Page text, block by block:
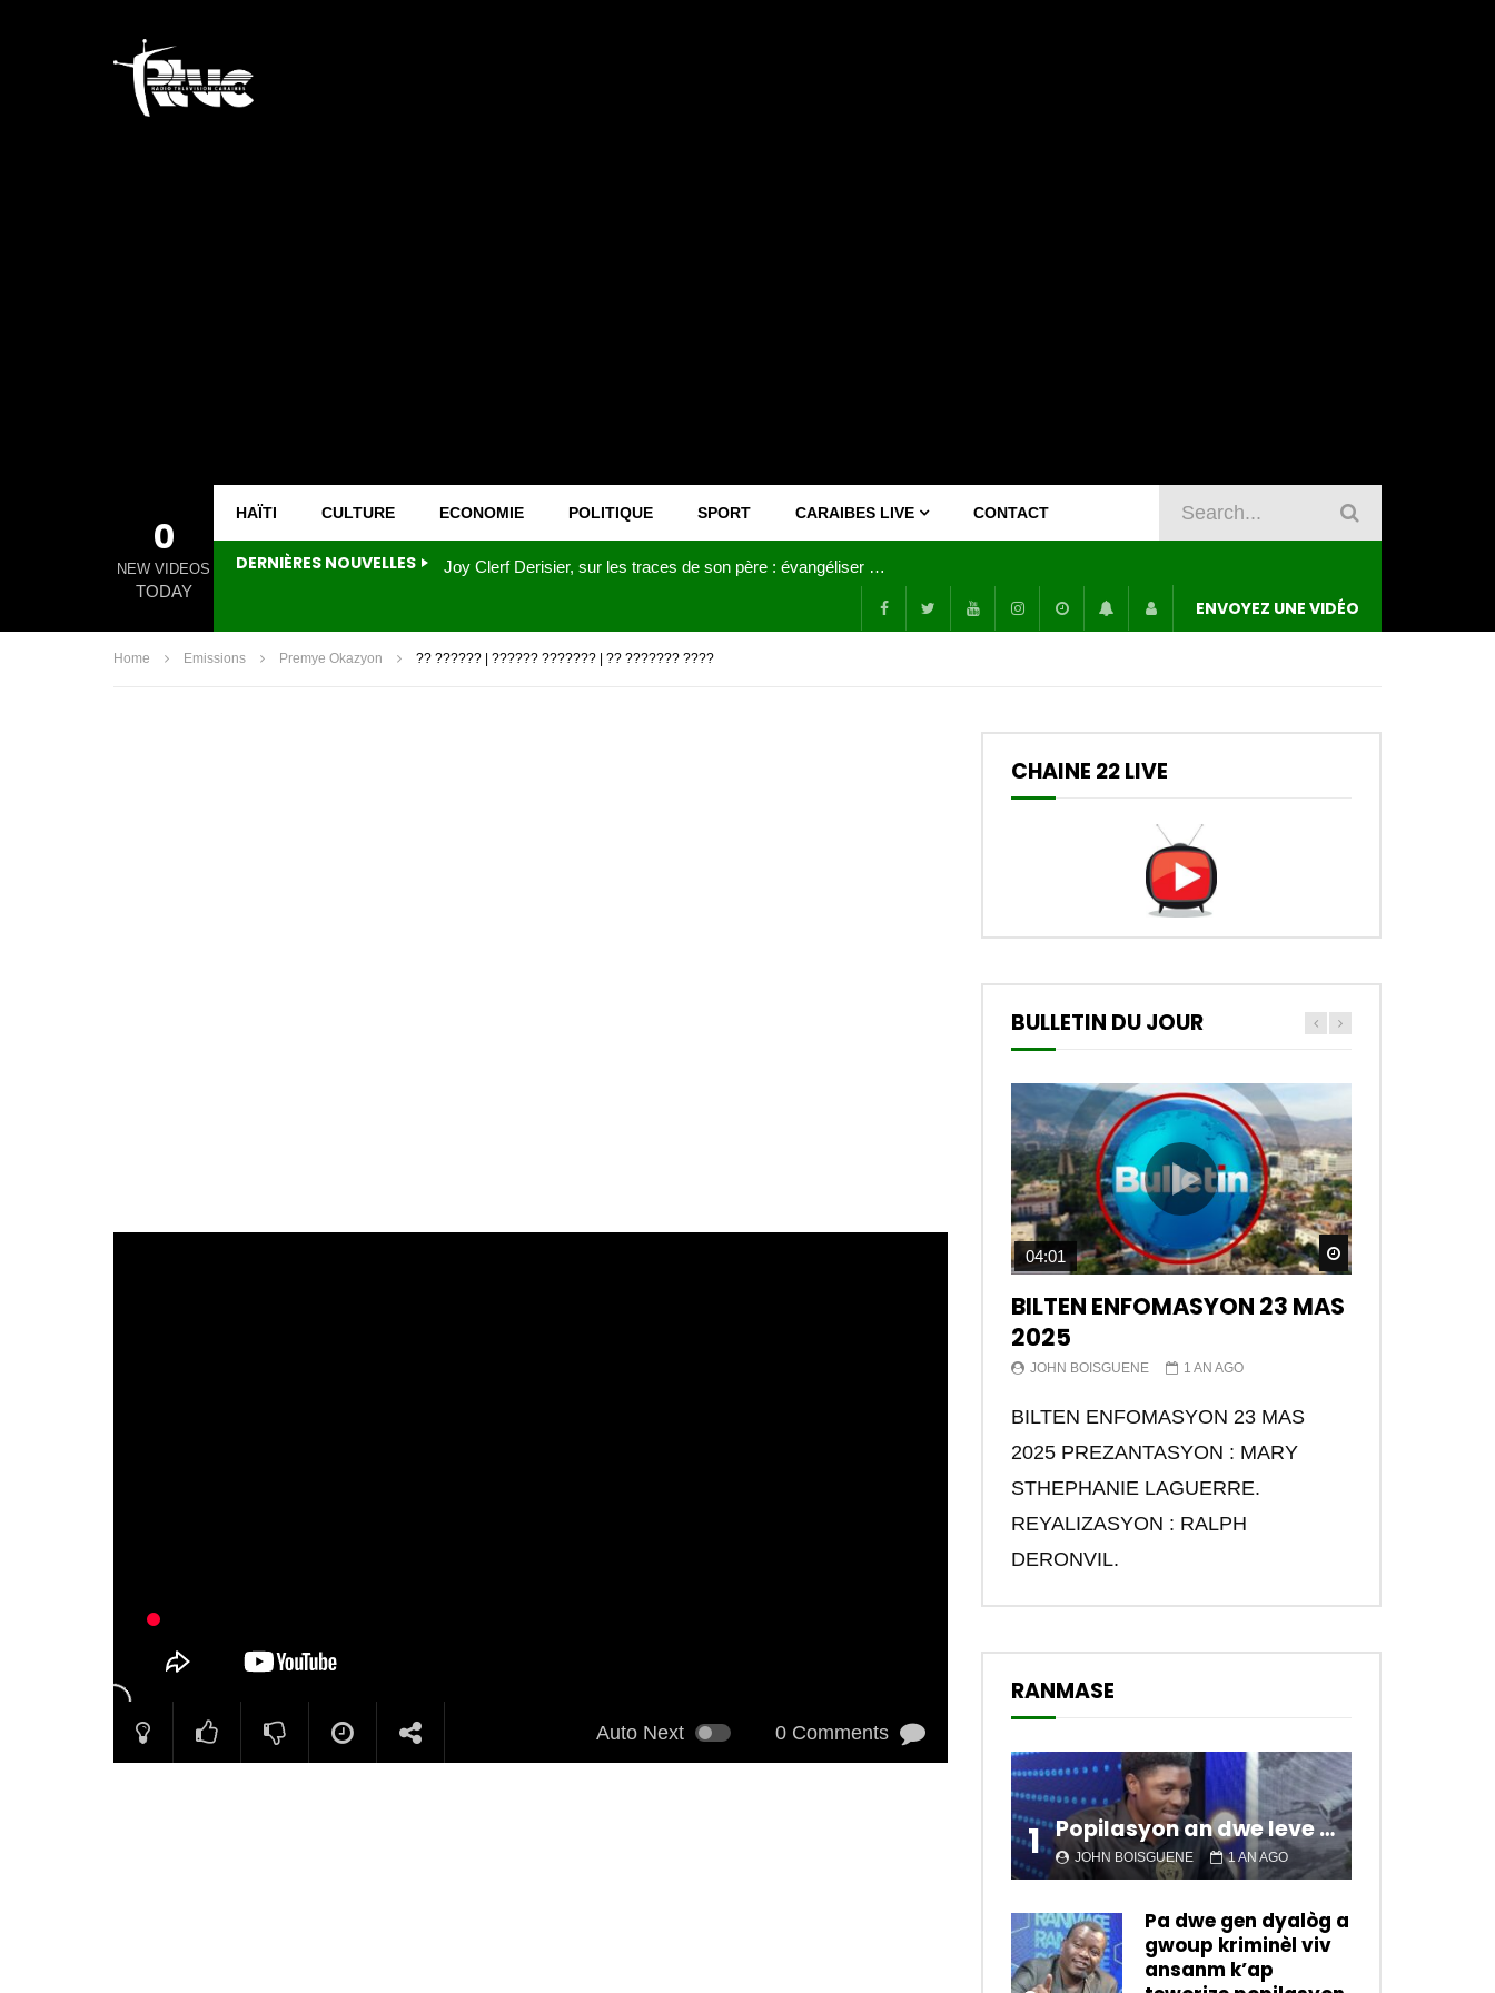
0
NEW VIDEOS
TODAY
HAÏTI CULTURE ECONOMIE POLITIQUE SPORT CARAIBES LIVE CONTACT
DERNIÈRES NOUVELLES Joy Clerf Derisier, sur les traces de son père : évangéliser par la musique
ENVOYEZ UNE VIDÉO
Home Emissions Premye Okazyon ?? ?????? | ?????? ??????? | ?? ??????? ????
Auto Next 0 Comments
CHAINE 22 LIVE
BULLETIN DU JOUR
Watch Later
04:01
BILTEN ENFOMASYON 23 MAS
2025
JOHN BOISGUENE 1 AN AGO
BILTEN ENFOMASYON 23 MAS
2025 PREZANTASYON : MARY
STHEPHANIE LAGUERRE.
REYALIZASYON : RALPH
DERONVIL.
RANMASE
1 Popilasyon an dwe leve kanpe pou chanje sitiyasyon kawotik l’ap viv nan peyi a.
JOHN BOISGUENE 1 AN AGO
Pa dwe gen dyalòg a
gwoup kriminèl viv
ansanm k’ap